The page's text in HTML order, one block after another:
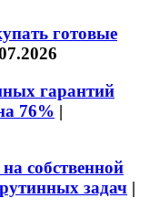
готовые
гарантий
76% |
собственной
задач |